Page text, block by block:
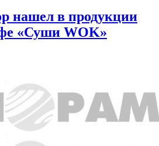
нашел в продукции
«Суши WOK»